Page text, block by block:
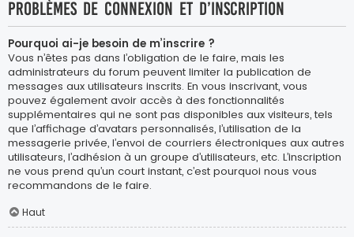
Problèmes de connexion et d’inscription
Pourquoi ai-je besoin de m’inscrire ?
Vous n’êtes pas dans l’obligation de le faire, mais les
administrateurs du forum peuvent limiter la publication de
messages aux utilisateurs inscrits. En vous inscrivant, vous
pouvez également avoir accès à des fonctionnalités
supplémentaires qui ne sont pas disponibles aux visiteurs, tels
que l’affichage d’avatars personnalisés, l’utilisation de la
messagerie privée, l’envoi de courriers électroniques aux autres
utilisateurs, l’adhésion à un groupe d’utilisateurs, etc. L’inscription
ne vous prend qu’un court instant, c’est pourquoi nous vous
recommandons de le faire.
Haut